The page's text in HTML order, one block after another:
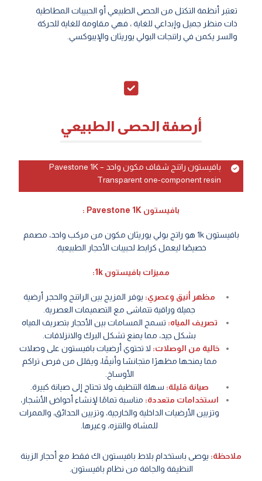
تعتبر أنظمة التكتل من الحصى الطبيعي أو الحبيبات المطاطية
ذات منظر جميل وإبداعي للغاية ، فهي مقاومة للغاية للحركة
والسر يكمن في راتنجات البولي يوريثان والإيبوكسي.
أرصفة الحصى الطبيعي
بافيستون راتنج شفاف مكون واحد Pavestone 1K –
Transparent one-component resin
بافيستون Pavestone 1K :
بافيستون 1k هو راتج بولي يوريثان مكون من مركب واحد، مصمم
خصيصًا ليعمل كرابط لحبيبات الأحجار الطبيعية.
مميزات بافيستون 1k:
مظهر أنيق وعصري: يوفر المزيج بين الراتنج والحجر أرضية
جميلة وراقية تتماشى مع التصميمات العصرية.
تصريف المياه: تسمح المسامات بين الأحجار بتصريف المياه
بشكل جيد، مما يمنع تشكل البرك والانزلاقات.
خالية من الوصلات: لا تحتوي أرضيات بافيستون على وصلات
مما يمنحها مظهرًا متجانسًا وأنيقًا، ويقلل من فرص تراكم
الأوساخ.
صيانة قليلة: سهلة التنظيف ولا تحتاج إلى صيانة كبيرة.
استخدامات متعددة: مناسبة تمامًا لإنشاء أحواض الأشجار،
وتزيين الأرضيات الداخلية والخارجية، وتزيين الحدائق، والممرات
للمشاة والتنزه، وغيرها.
ملاحظة:
يوصى باستخدام بلاط بافيستون ١ك فقط مع أحجار الزينة
النظيفة والجافة من نظام بافيستون.